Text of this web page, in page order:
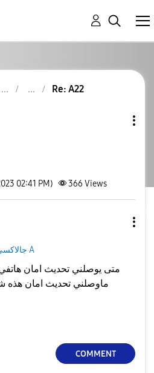
Re: A22
02:41 PM) 366 Views
جالاكسى A
متى يوصلني تحديث امان
ماوصلني تحديث امان هذه
COMMENT